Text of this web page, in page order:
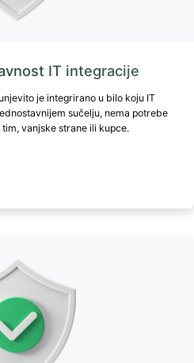
IT integracije
je integrirano u bilo koju IT
sučelju, nema potrebe
vanjske strane ili kupce.